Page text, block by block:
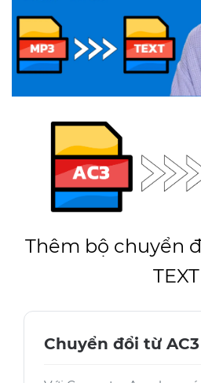
Thêm bộ chuyển
TEXT
Chuyển đổi từ AC3